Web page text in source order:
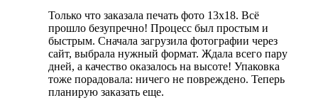
Только что заказала печать фото 13х18. Всё
прошло безупречно! Процесс был простым и
быстрым. Сначала загрузила фотографии через
сайт, выбрала нужный формат. Ждала всего пару
дней, а качество оказалось на высоте! Упаковка
тоже порадовала: ничего не повреждено. Теперь
планирую заказать еще.